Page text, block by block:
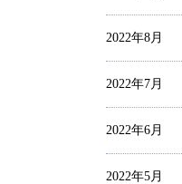
2022年8月
2022年7月
2022年6月
2022年5月